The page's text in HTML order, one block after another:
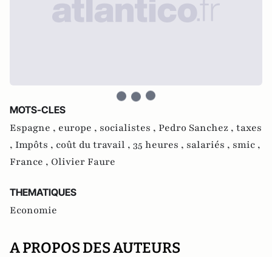
MOTS-CLES
Espagne , europe , socialistes , Pedro Sanchez , taxes
, Impôts , coût du travail , 35 heures , salariés , smic ,
France , Olivier Faure
THEMATIQUES
Economie
A PROPOS DES AUTEURS